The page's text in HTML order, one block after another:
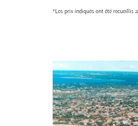
*Les prix indiqués ont été recueillis